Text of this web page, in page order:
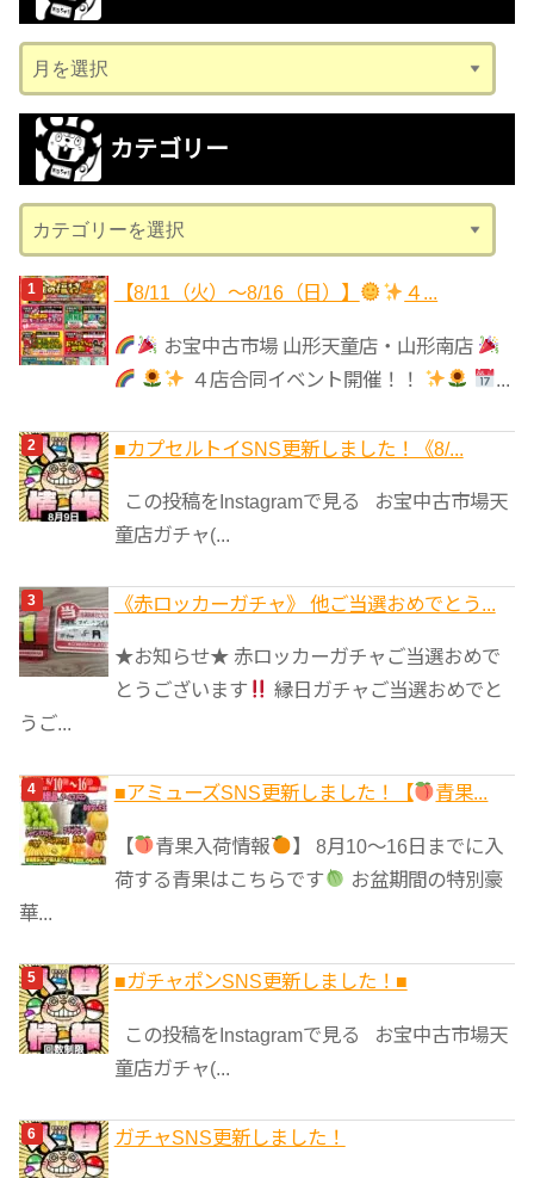
ー
カ
ブ
カテゴリー
テ
ゴ
リ
ー
【8/11（火）～8/16（日）】 ４...
お宝中古市場 山形天童店・山形南店
４店合同イベント開催！！
...
■カプセルトイSNS更新しました！《8/...
この投稿をInstagramで見る お宝中古市場天
童店ガチャ(...
《赤ロッカーガチャ》 他ご当選おめでとう...
★お知らせ★ 赤ロッカーガチャご当選おめで
とうございます
縁日ガチャご当選おめでと
うご...
■アミューズSNS更新しました！【 青果...
【 青果入荷情報
】 8月10～16日までに入
荷する青果はこちらです
お盆期間の特別豪
華...
■ガチャポンSNS更新しました！■
この投稿をInstagramで見る お宝中古市場天
童店ガチャ(...
ガチャSNS更新しました！